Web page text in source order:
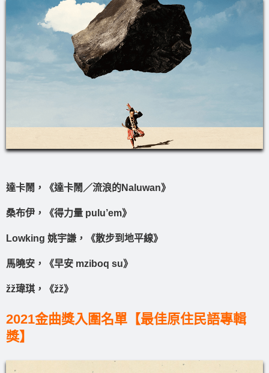
達卡鬧，《達卡鬧／流浪的Naluwan》
桑布伊，《得力量 pulu’em》
Lowking 姚宇謙，《散步到地平線》
馬曉安，《早安 mziboq su》
žž瑋琪，《žž》
2021金曲獎入圍名單【最佳原住民語專輯
獎】